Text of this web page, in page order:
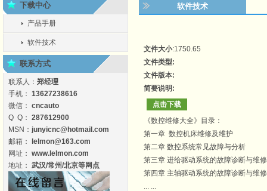
软件技术
文件大小:1750.65
文件类型:
文件版本:
简要说明:
点击下载
《数控维修大全》目录：
第一章 数控机床维修及维护
第二章 数控系统常见故障与分析
第三章 进给驱动系统的故障诊断与维修
第四章 主轴驱动系统的故障诊断与维修
... ...
下载中心
产品手册
软件技术
联系方式
联系人： 郑经理
手机： 13627238616
微信： cncauto
Q Q： 287612900
MSN： junyicnc@hotmail.com
邮箱：
lelmon@163.com
网址： www.lelmon.com
地址： 武汉/常州/北京等网点